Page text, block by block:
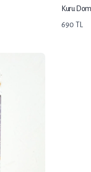
Kuru
690 TL